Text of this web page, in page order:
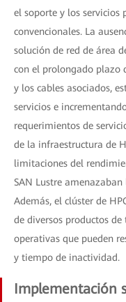
el soporte y los servicios
convencionales. La
solución de red de área
con el prolongado plazo
y los cables asociados,
servicios e
requerimientos de
de la infraestructura de
limitaciones del
SAN Lustre
Además, el clúster de
de diversos productos
operativas que pueden
y tiempo de inactividad.
Implementación